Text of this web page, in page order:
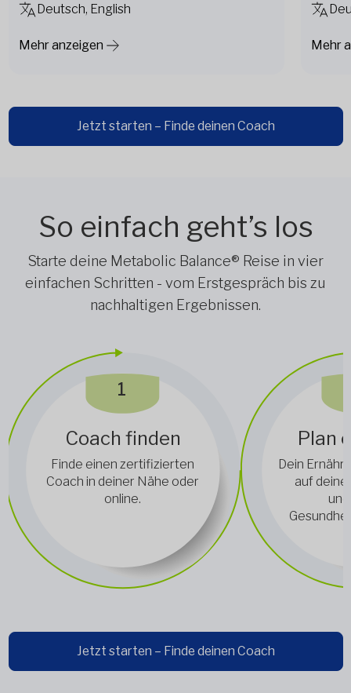
Deutsch, English
Mehr anzeigen Mehr
Jetzt starten – Finde deinen Coach
So einfach geht’s los
Starte deine Metabolic Balance® Reise in vier
einfachen Schritten - vom Erstgespräch bis zu
nachhaltigen Ergebnissen.
1
Coach finden
Finde einen zertifizierten
Coach in deiner Nähe oder
online.
Plan
Dein
auf
Jetzt starten – Finde deinen Coach